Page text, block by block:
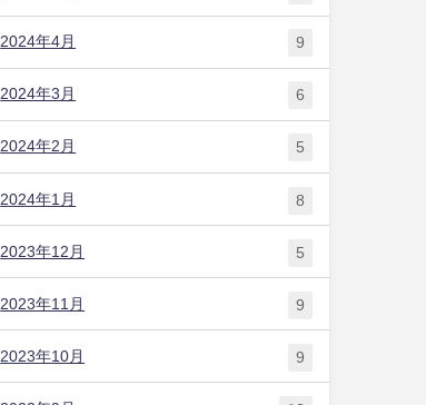
2024年4月 9
2024年3月 6
2024年2月 5
2024年1月 8
2023年12月 5
2023年11月 9
2023年10月 9